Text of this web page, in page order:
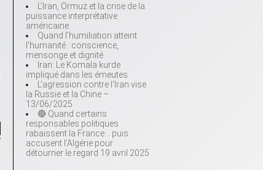
L’Iran, Ormuz et la crise de la
puissance interprétative
américaine
Quand l’humiliation atteint
l’humanité : conscience,
mensonge et dignité
Iran: Le Komala kurde
impliqué dans les émeutes
L’agression contre l’Iran vise
la Russie et la Chine –
13/06/2025
🔴 Quand certains
responsables politiques
rabaissent la France… puis
accusent l’Algérie pour
détourner le regard 19 avril 2025